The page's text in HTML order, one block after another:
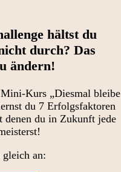
hältst du
durch? Das
ändern!
Kurs „Diesmal bleibe
du 7 Erfolgsfaktoren
denen du in Zukunft jede
an: